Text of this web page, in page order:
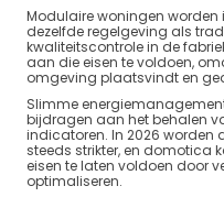
Modulaire woningen
dezelfde regelgeving als
kwaliteitscontrole in de
aan die eisen te voldoen,
omgeving plaatsvindt en
Slimme
bijdragen aan het behalen
indicatoren. In 2026 worden
steeds strikter, en domotica
eisen te laten voldoen door
optimaliseren.